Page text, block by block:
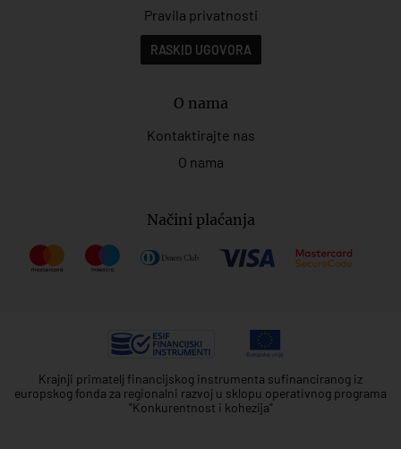
Pravila privatnosti
RASKID UGOVORA
O nama
Kontaktirajte nas
O nama
Načini plaćanja
Krajnji primatelj financijskog instrumenta sufinanciranog iz
europskog fonda za regionalni razvoj u sklopu operativnog programa
"Konkurentnost i kohezija"